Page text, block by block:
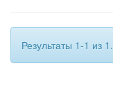
Результаты 1-1 из 1.